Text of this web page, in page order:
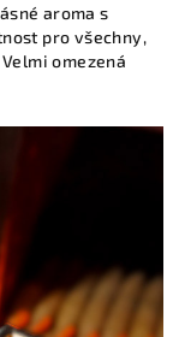
aroma s
pro všechny,
omezená